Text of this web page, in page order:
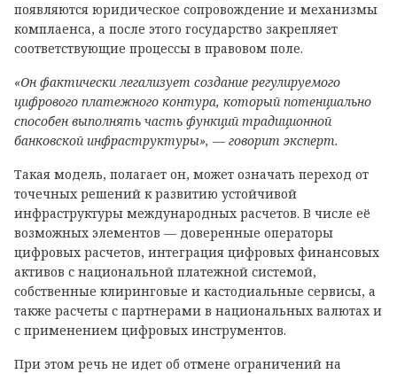
появляются юридическое сопровождение и механизмы
комплаенса, а после этого государство закрепляет
соответствующие процессы в правовом поле.
«Он фактически легализует создание регулируемого
цифрового платежного контура, который потенциально
способен выполнять часть функций традиционной
банковской инфраструктуры», — говорит эксперт.
Такая модель, полагает он, может означать переход от
точечных решений к развитию устойчивой
инфраструктуры международных расчетов. В числе её
возможных элементов — доверенные операторы
цифровых расчетов, интеграция цифровых финансовых
активов с национальной платежной системой,
собственные клиринговые и кастодиальные сервисы, а
также расчеты с партнерами в национальных валютах и
с применением цифровых инструментов.
При этом речь не идет об отмене ограничений на